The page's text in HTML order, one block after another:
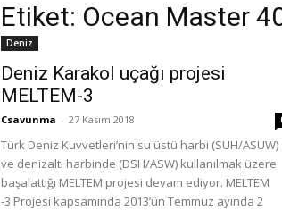
Etiket: Ocean Master
Deniz
Deniz Karakol uçağı projesi
MELTEM-3
Csavunma - 27 Kasım 2018
Türk Deniz Kuvvetleri’nin su üstü harbi (SUH/ASUW)
ve denizaltı harbinde (DSH/ASW) kullanılmak üzere
başalattığı MELTEM projesi devam ediyor. MELTEM
-3 Projesi kapsamında 2013’ün Temmuz ayında 2